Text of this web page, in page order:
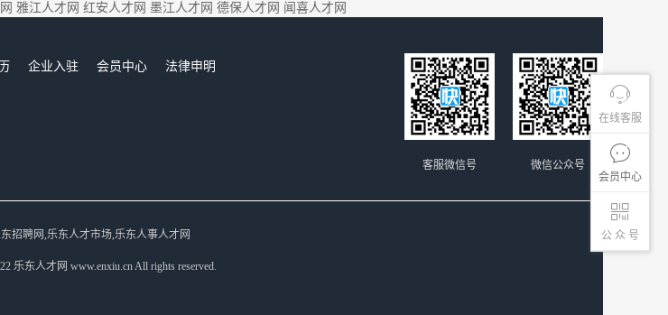
在线客服
会员中心
公 众 号
雅江人才网 红安人才网 墨江人才网 德保人才网 闻喜人才网
企业入驻 会员中心
法律申明
微信公众号
客服微信号
招聘网,乐东人才市场,乐东人事人才网
乐东人才网 www.enxiu.cn All rights reserved.